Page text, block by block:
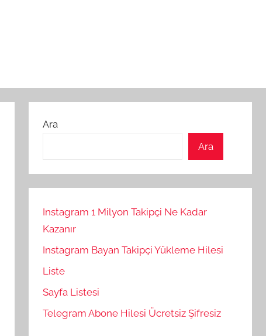
Ara
Ara
Instagram 1 Milyon Takipçi Ne Kadar
Kazanır
Instagram Bayan Takipçi Yükleme Hilesi
Liste
Sayfa Listesi
Telegram Abone Hilesi Ücretsiz Şifresiz